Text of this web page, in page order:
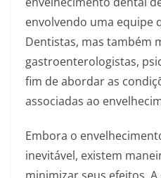
envolvendo uma equipe
Dentistas, mas também
gastroenterologistas,
fim de abordar as
associadas ao
Embora o
inevitável, existem